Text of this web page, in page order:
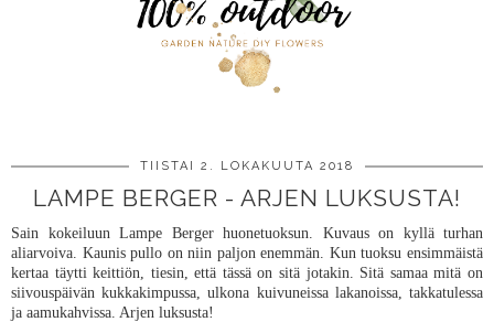
TIISTAI 2. LOKAKUUTA 2018
LAMPE BERGER - ARJEN LUKSUSTA!
Sain kokeiluun Lampe Berger huonetuoksun. Kuvaus on kyllä turhan
aliarvoiva. Kaunis pullo on niin paljon enemmän. Kun tuoksu ensimmäistä
kertaa täytti keittiön, tiesin, että tässä on sitä jotakin. Sitä samaa mitä on
siivouspäivän kukkakimpussa, ulkona kuivuneissa lakanoissa, takkatulessa
ja aamukahvissa. Arjen luksusta!